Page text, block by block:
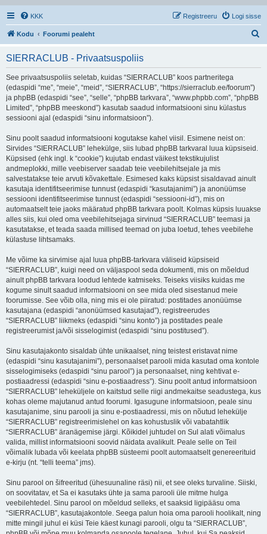
KKK Logi sisse
Registreeru
Kodu Foorumi pealeht
SIERRACLUB - Privaatsuspoliis
See privaatsuspoliis seletab, kuidas “SIERRACLUB” koos partneritega
(edaspidi “me”, “meie”, “meid”, “SIERRACLUB”, “https://sierraclub.ee/foorum”)
ja phpBB (edaspidi “see”, “selle”, “phpBB tarkvara”, “www.phpbb.com”, “phpBB
Limited”, “phpBB meeskond”) kasutab saadud informatsiooni sinu külastus
sessiooni ajal (edaspidi “sinu informatsioon”).
Sinu poolt saadud informatsiooni kogutakse kahel viisil. Esimene neist on:
Sirvides “SIERRACLUB” lehekülge, siis lubad phpBB tarkvaral luua küpsiseid.
Küpsised (ehk ingl. k “cookie”) kujutab endast väikest tekstikujulist
andmeplokki, mille veebiserver saadab teie veebilehitsejale ja mis
salvestatakse teie arvuti kõvakettale. Esimesed kaks küpsist sisaldavad ainult
kasutaja identifitseerimise tunnust (edaspidi “kasutajanimi”) ja anonüümse
sessiooni identifitseerimise tunnust (edaspidi “sessiooni-id”), mis on
automaatselt teie jaoks määratud phpBB tarkvara poolt. Kolmas küpsis luuakse
alles siis, kui oled oma veebilehitsejaga sirvinud “SIERRACLUB” teemasi ja
kasutatakse, et teada saada millised teemad on juba loetud, tehes veebilehe
külastuse lihtsamaks.
Me võime ka sirvimise ajal luua phpBB-tarkvara väliseid küpsiseid
“SIERRACLUB”, kuigi need on väljaspool seda dokumenti, mis on mõeldud
ainult phpBB tarkvara loodud lehtede katmiseks. Teiseks viisiks kuidas me
kogume sinult saadud informatsiooni on see mida oled sisestanud meie
foorumisse. See võib olla, ning mis ei ole piiratud: postitades anonüümse
kasutajana (edaspidi “anonüümsed kasutajad”), registreerudes
“SIERRACLUB” liikmeks (edaspidi “sinu konto”) ja postitades peale
registreerumist ja/või sisselogimist (edaspidi “sinu postitused”).
Sinu kasutajakonto sisaldab ühte unikaalset, ning teistest eristavat nime
(edaspidi “sinu kasutajanimi”), personaalset parooli mida kasutad oma kontole
sisselogimiseks (edaspidi “sinu parool”) ja personaalset, ning kehtivat e-
postiaadressi (edaspidi “sinu e-postiaadress”). Sinu poolt antud informatsioon
“SIERRACLUB” leheküljele on kaitstud selle riigi andmekaitse seadustega, kus
kohas oleme majutanud antud foorumi. Igasugune informatsioon, peale sinu
kasutajanime, sinu parooli ja sinu e-postiaadressi, mis on nõutud lehekülje
“SIERRACLUB” registreerimislehel on kas kohustuslik või vabatahtlik
“SIERRACLUB” äranägemise järgi. Kõikidel juhtudel on Sul alati võimalus
valida, millist informatsiooni soovid näidata avalikult. Peale selle on Teil
võimalik lubada või keelata phpBB süsteemi poolt automaatselt genereerituid
e-kirju (nt. “telli teema” jms).
Sinu parool on šifreeritud (ühesuunaline räsi) nii, et see oleks turvaline. Siiski,
on soovitatav, et Sa ei kasutaks ühte ja sama parooli üle mitme hulga
veebilehtedel. Sinu parool on mõeldud selleks, et saaksid ligipääsu oma
“SIERRACLUB”, kasutajakontole. Seega palun hoia oma parooli hoolikalt, ning
mitte mingil juhul ei küsi Teie käest kunagi parooli, olgu ta “SIERRACLUB”,